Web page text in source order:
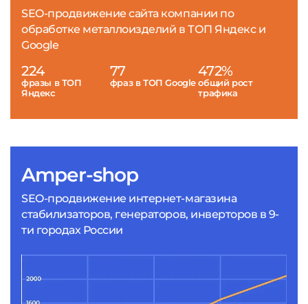
Amper-shop
SEO-продвижение интернет-магазина
стабилизаторов, генераторов, инверторов в 9-
ти городах России
SEO-продвижение сайта компании по
обработке металлоизделий в ТОП Яндекс и
Google
224
фразы в ТОП
Яндекс
77
фраз в ТОП Google
472%
общий рост
трафика